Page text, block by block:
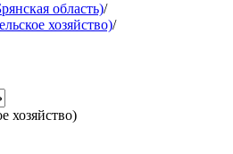
область)/
хозяйство)/
хозяйство)